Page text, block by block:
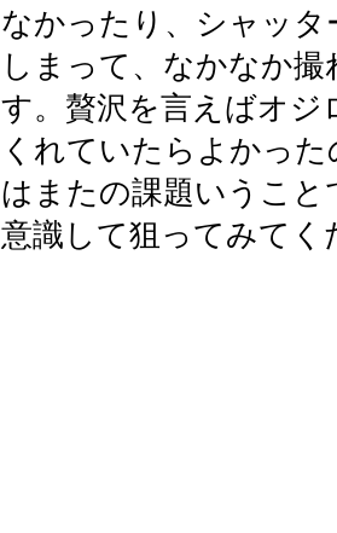
なかったり、シャッ
しまって、なかなか
す。贅沢を言えばオ
くれていたらよかっ
はまたの課題いうこ
意識して狙ってみてく